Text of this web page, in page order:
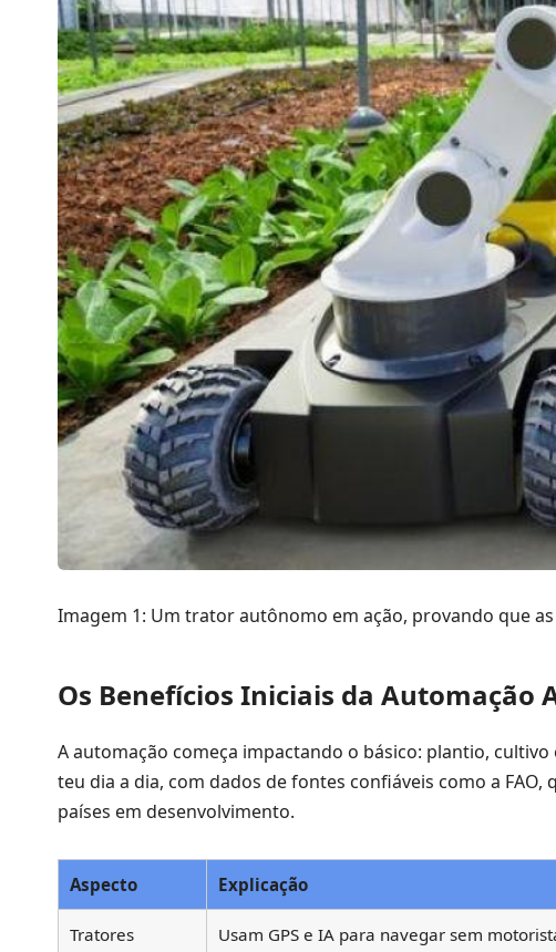
Imagem 1: Um trator autônomo em ação, provando que
Os Benefícios Iniciais da Automação
A automação começa impactando o básico: plantio,
teu dia a dia, com dados de fontes confiáveis como a
países em desenvolvimento.
Aspecto Explicação
Tratores
Usam GPS e IA para navegar sem